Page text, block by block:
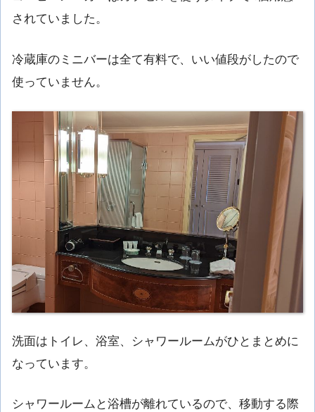
されていました。
冷蔵庫のミニバーは全て有料で、いい値段がしたので
使っていません。
洗面はトイレ、浴室、シャワールームがひとまとめに
なっています。
シャワールームと浴槽が離れているので、移動する際